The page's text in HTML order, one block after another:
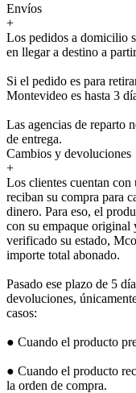
Envíos
+
Los pedidos a domicilio
en llegar a destino a
Si el pedido es para
Montevideo es hasta 3
Las agencias de reparto
de entrega.
Cambios y devoluciones
+
Los clientes cuentan con
reciban su compra para
dinero. Para eso, el
con su empaque
verificado su estado,
importe total abonado.
Pasado ese plazo de 5
devoluciones,
casos:
● Cuando el producto
● Cuando el producto
la orden de compra.